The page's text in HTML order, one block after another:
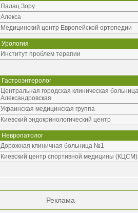
Палац Зору
Алекса
Медицинский центр Европейской ортопедии
Урология
Институт проблем терапии
Гастроэнтеролог
Центральная городская клиническая больница
Александровская
Украинская медицинская группа
Киевский эндокринологический центр
Невропатолог
Дорожная клиничная больница №1
Киевский центр спортивной медицины (КЦСМ)
Реклама